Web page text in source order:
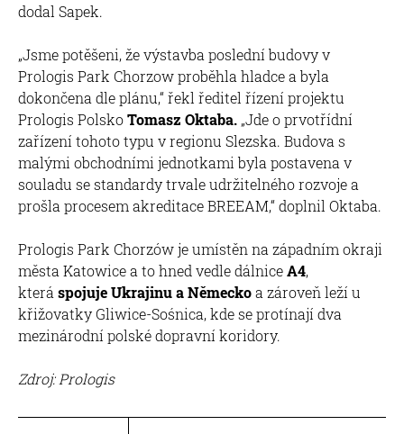
dodal Sapek.
„Jsme potěšeni, že výstavba poslední budovy v
Prologis Park Chorzow proběhla hladce a byla
dokončena dle plánu,“ řekl ředitel řízení projektu
Prologis PolskoTomasz Oktaba. „Jde o prvotřídní
zařízení tohoto typu v regionu Slezska. Budova s
malými obchodními jednotkami byla postavena v
souladu se standardy trvale udržitelného rozvoje a
prošla procesem akreditace BREEAM,“ doplnil Oktaba.
Prologis Park Chorzów je umístěn na západním okraji
města Katowice a to hned vedle dálniceA4,
která spojuje Ukrajinu a Německoa zároveň leží u
křižovatky Gliwice-Sośnica, kde se protínají dva
mezinárodní polské dopravní koridory.
Zdroj: Prologis